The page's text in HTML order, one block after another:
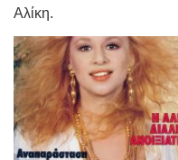
Αλίκη.